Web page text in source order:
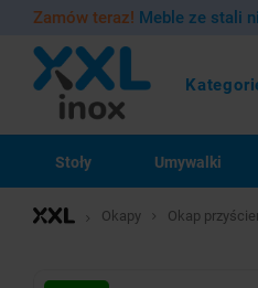
Zamów teraz! Meble ze stali
Stoły Umywalki
Okapy Okap